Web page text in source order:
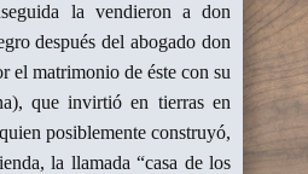
la vendieron a don
después del abogado don
el matrimonio de éste con su
que invirtió en tierras en
posiblemente construyó,
la llamada “casa de los